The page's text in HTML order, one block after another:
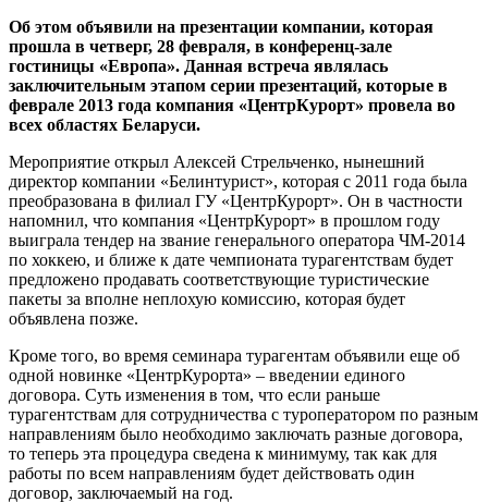
Об этом объявили на презентации компании, которая
прошла в четверг, 28 февраля, в конференц-зале
гостиницы «Европа». Данная встреча являлась
заключительным этапом серии презентаций, которые в
феврале 2013 года компания «ЦентрКурорт» провела во
всех областях Беларуси.
Мероприятие открыл Алексей Стрельченко, нынешний
директор компании «Белинтурист», которая с 2011 года была
преобразована в филиал ГУ «ЦентрКурорт». Он в частности
напомнил, что компания «ЦентрКурорт» в прошлом году
выиграла тендер на звание генерального оператора ЧМ-2014
по хоккею, и ближе к дате чемпионата турагентствам будет
предложено продавать соответствующие туристические
пакеты за вполне неплохую комиссию, которая будет
объявлена позже.
Кроме того, во время семинара турагентам объявили еще об
одной новинке «ЦентрКурорта» – введении единого
договора. Суть изменения в том, что если раньше
турагентствам для сотрудничества с туроператором по разным
направлениям было необходимо заключать разные договора,
то теперь эта процедура сведена к минимуму, так как для
работы по всем направлениям будет действовать один
договор, заключаемый на год.